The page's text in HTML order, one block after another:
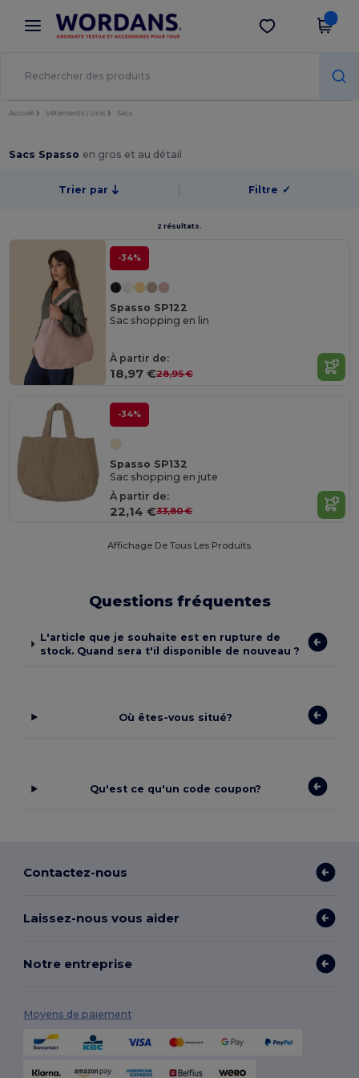
× Appli Wordans
Meilleurs prix sur l’app !
Obtenir l'appli
Accueil Vêtements | Unis Sacs
Sacs Spasso en gros et au détail
Trier par Filtre ✓
2 résultats.
-34%
Spasso SP122
Sac shopping en lin
À partir de:
18,97 €28,95 €
-34%
Spasso SP132
Sac shopping en jute
À partir de:
22,14 €33,80 €
Affichage De Tous Les Produits.
Questions fréquentes
L'article que je souhaite est en rupture de
stock. Quand sera t'il disponible de nouveau ?
Où êtes-vous situé?
Qu'est ce qu'un code coupon?
Contactez-nous
Laissez-nous vous aider
Notre entreprise
Moyens de paiement